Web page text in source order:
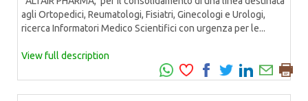
agli Ortopedici, Reumatologi, Fisiatri, Ginecologi e Urologi,
ricerca Informatori Medico Scientifici con urgenza per le...
View full description